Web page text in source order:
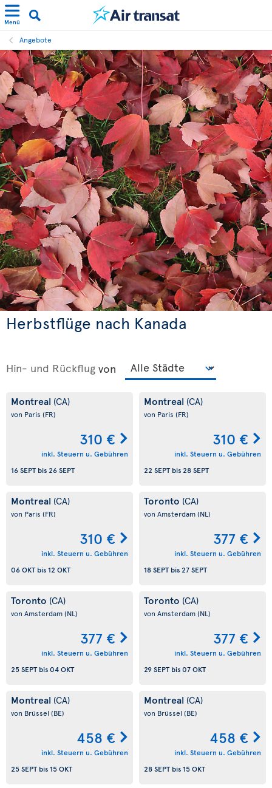
Menü
Angebote
Herbstflüge nach Kanada
Hin- und Rückflug von
Montreal (CA)
von Paris (FR)
310 €
inkl. Steuern u. Gebühren
16 SEPTbis26 SEPT
Montreal (CA)
von Paris (FR)
310 €
inkl. Steuern u. Gebühren
22 SEPTbis28 SEPT
Montreal (CA)
von Paris (FR)
310 €
inkl. Steuern u. Gebühren
06 OKTbis 12 OKT
Toronto (CA)
von Amsterdam(NL)
377 €
inkl. Steuern u. Gebühren
18 SEPTbis27 SEPT
Toronto (CA)
von Amsterdam(NL)
377 €
inkl. Steuern u. Gebühren
25 SEPTbis04 OKT
Toronto (CA)
von Amsterdam(NL)
377 €
inkl. Steuern u. Gebühren
29 SEPTbis07 OKT
Montreal (CA)
von Brüssel (BE)
458 €
inkl. Steuern u. Gebühren
25 SEPTbis 15 OKT
Montreal (CA)
von Brüssel (BE)
458 €
inkl. Steuern u. Gebühren
28 SEPTbis 15 OKT